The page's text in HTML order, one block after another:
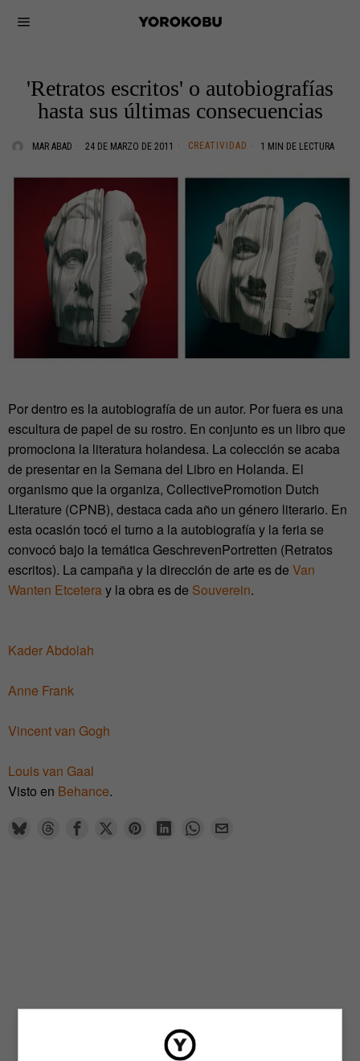
'Retratos escritos' o autobiografías
hasta sus últimas consecuencias
MAR ABAD 24 DE MARZO DE 2011 CREATIVIDAD 1 MIN DE LECTURA
Por dentro es la autobiografía de un autor. Por fuera es una
escultura de papel de su rostro. En conjunto es un libro que
promociona la literatura holandesa. La colección se acaba
de presentar en la Semana del Libro en Holanda. El
organismo que la organiza, CollectivePromotion Dutch
Literature (CPNB), destaca cada año un género literario. En
esta ocasión tocó el turno a la autobiografía y la feria se
convocó bajo la temática GeschrevenPortretten (Retratos
escritos). La campaña y la dirección de arte es de Van
Wanten Etceteray la obra es de Souverein.
Kader Abdolah
Anne Frank
Vincent van Gogh
Louis van Gaal
Visto en Behance.